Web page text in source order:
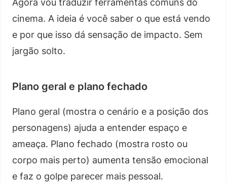
Agora vou traduzir ferramentas comuns do
cinema. A ideia é você saber o que está vendo
e por que isso dá sensação de impacto. Sem
jargão solto.
Plano geral e plano fechado
Plano geral (mostra o cenário e a posição dos
personagens) ajuda a entender espaço e
ameaça. Plano fechado (mostra rosto ou
corpo mais perto) aumenta tensão emocional
e faz o golpe parecer mais pessoal.